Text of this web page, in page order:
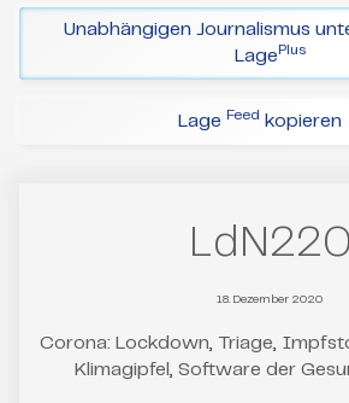
Unabhängigen Journalismus
Lage Plus
Lage Feed kopieren
LdN220
18. Dezember 2020
Corona: Lockdown, Triage,
Klimagipfel, Software der